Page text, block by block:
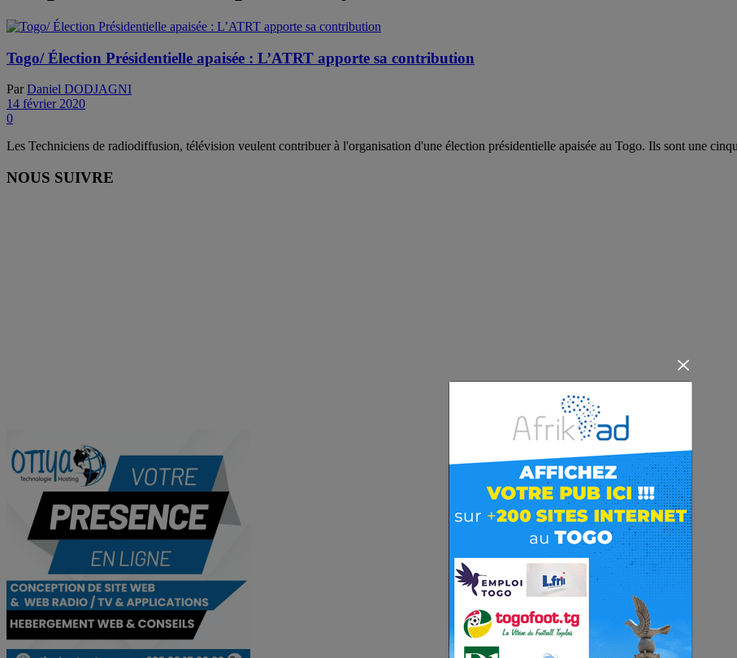
Togo/ Élection Présidentielle apaisée : L’ATRT apporte sa contribution
Par Daniel DODJAGNI
14 février 2020
0
Les Techniciens de radiodiffusion, télévision veulent contribuer à l'organisation d'une élection présidentielle apaisée au Togo. Ils sont une
NOUS SUIVRE